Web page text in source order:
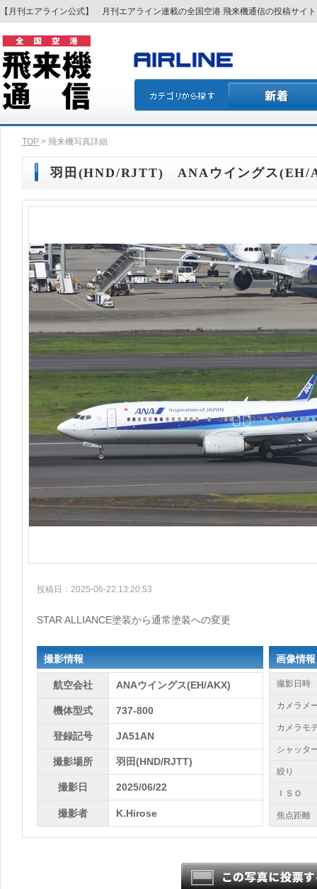
【月刊エアライン公式】 月刊エアライン連載の全国空港 飛来機通信の投稿サイ
TOP > 飛来機写真詳細
羽田(HND/RJTT) ANAウイングス
投稿日：2025-06-22 13:20:53
STAR ALLIANCE塗装から通常塗装への変更
撮影情報
航空会社 ANAウイングス(EH/AKX)
機体型式 737-800
登録記号 JA51AN
撮影場所 羽田(HND/RJTT)
撮影日 2025/06/22
撮影者 K.Hirose
画像情報
撮影日時
カメラメ
カメラモ
シャッタ
絞り
ＩＳＯ
焦点距離